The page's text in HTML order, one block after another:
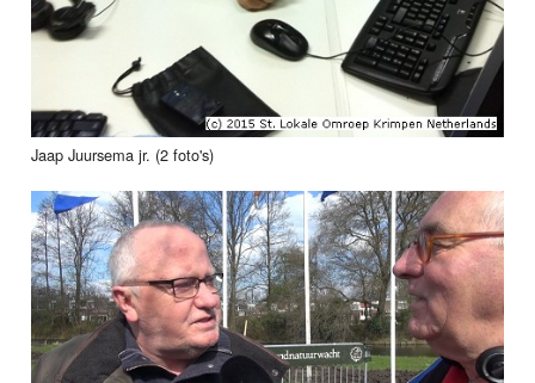
Jaap Juursema jr. (2 foto's)